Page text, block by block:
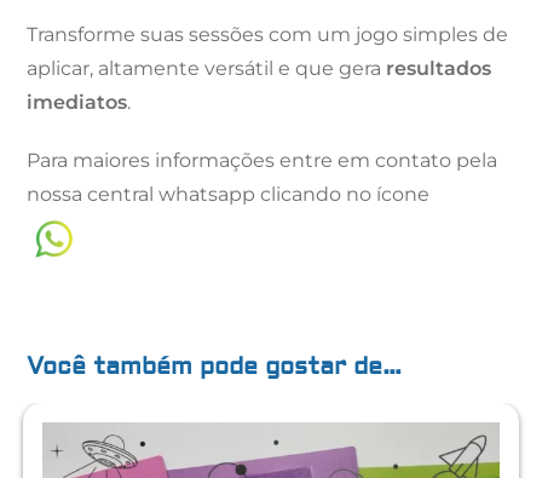
Transforme suas sessões com um jogo simples de
aplicar, altamente versátil e que gera resultados
imediatos.
Para maiores informações entre em contato pela
nossa central whatsapp clicando no ícone
Você também pode gostar de…